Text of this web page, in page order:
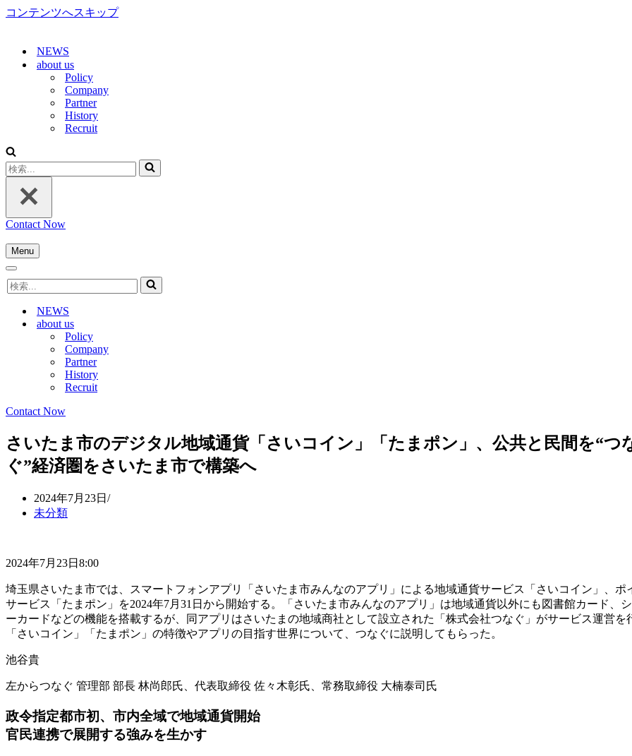
コンテンツへスキップ
NEWS
about us
Policy
Company
Partner
History
Recruit
検
索...
Contact Now
Menu
ナ
ゲ
シ
ョ
ナ
ビ
検
索...
NEWS
about us
Policy
Company
Partner
History
Recruit
Contact Now
さいたま市のデジタル地域通貨「さいコイン」「たまポン」、公共と民間を“つ
ぐ”経済圏をさいたま市で構築へ
2024年7月23日
未分類
2024年7月23日8:00
埼玉県さいたま市では、スマートフォンアプリ「さいたま市みんなのアプリ」による地域通貨サービス「さいコイン」、ポ
サービス「たまポン」を2024年7月31日から開始する。「さいたま市みんなのアプリ」は地域通貨以外にも図書館カード、
ーカードなどの機能を搭載するが、同アプリはさいたまの地域商社として設立された「株式会社つなぐ」がサービス運営を
「さいコイン」「たまポン」の特徴やアプリの目指す世界について、つなぐに説明してもらった。
池谷貴
左からつなぐ 管理部 部長 林尚郎氏、代表取締役 佐々木彰氏、常務取締役 大楠泰司氏
政令指定都市初、市内全域で地域通貨開始
官民連携で展開する強みを生かす